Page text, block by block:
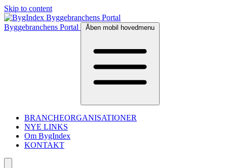
Skip to content
Byggebranchens Portal Åben mobil hovedmenu
BRANCHEORGANISATIONER
NYE LINKS
Om BygIndex
KONTAKT